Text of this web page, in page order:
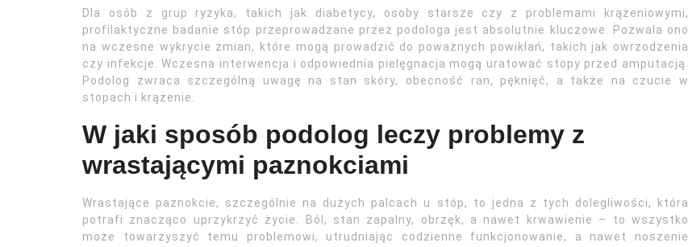
Dla osób z grup ryzyka, takich jak diabetycy, osoby starsze czy z problemami krążeniowymi,
profilaktyczne badanie stóp przeprowadzane przez podologa jest absolutnie kluczowe. Pozwala ono
na wczesne wykrycie zmian, które mogą prowadzić do poważnych powikłań, takich jak owrzodzenia
czy infekcje. Wczesna interwencja i odpowiednia pielęgnacja mogą uratować stopy przed amputacją.
Podolog zwraca szczególną uwagę na stan skóry, obecność ran, pęknięć, a także na czucie w
stopach i krążenie.
W jaki sposób podolog leczy problemy z
wrastającymi paznokciami
Wrastające paznokcie, szczególnie na dużych palcach u stóp, to jedna z tych dolegliwości, która
potrafi znacząco uprzykrzyć życie. Ból, stan zapalny, obrzęk, a nawet krwawienie – to wszystko
może towarzyszyć temu problemowi, utrudniając codzienne funkcjonowanie, a nawet noszenie